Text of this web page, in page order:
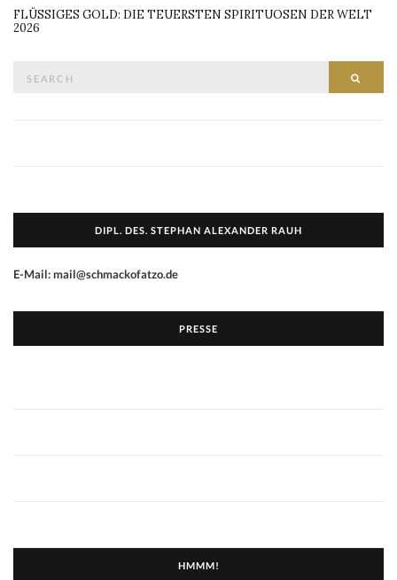
FLÜSSIGES GOLD: DIE TEUERSTEN SPIRITUOSEN DER WELT
2026
DIPL. DES. STEPHAN ALEXANDER RAUH
E-Mail: mail@schmackofatzo.de
PRESSE
HMMM!